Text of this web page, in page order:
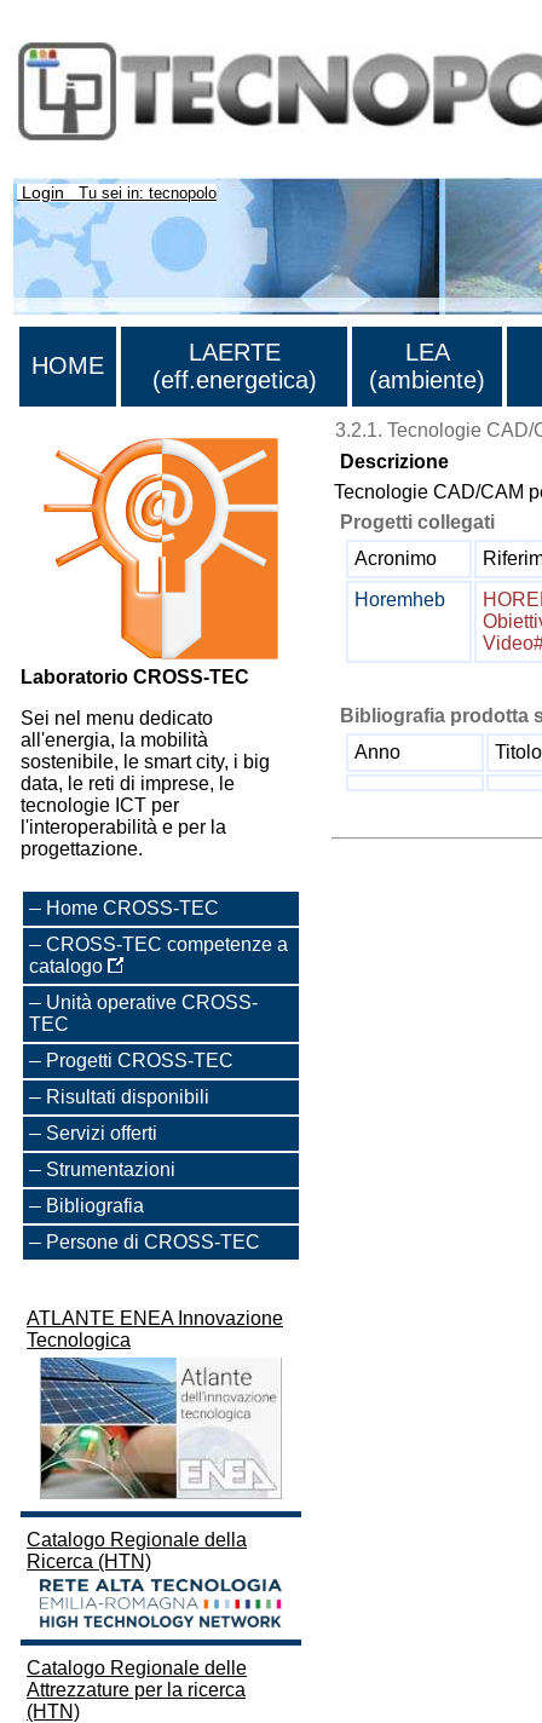
Login Tu sei in: tecnopolo
HOME
LAERTE
(eff.energetica)
LEA
(ambiente)
Laboratorio CROSS-TEC
Sei nel menu dedicato
all'energia, la mobilità
sostenibile, le smart city, i big
data, le reti di imprese, le
tecnologie ICT per
l'interoperabilità e per la
progettazione.
Home CROSS-TEC
CROSS-TEC competenze a
catalogo
Unità operative CROSS-
TEC
Progetti CROSS-TEC
Risultati disponibili
Servizi offerti
Strumentazioni
Bibliografia
Persone di CROSS-TEC
ATLANTE ENEA Innovazione
Tecnologica
Catalogo Regionale della
Ricerca (HTN)
Catalogo Regionale delle
Attrezzature per la ricerca
(HTN)
3.2.1. Tecnologie
Descrizione
Tecnologie CAD/CAM
Progetti collegati
Acronimo
Horemheb
Bibliografia prodotta
Anno
Titolo